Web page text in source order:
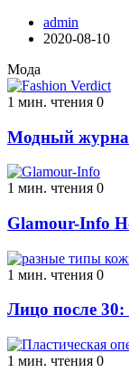
admin
2020-08-10
Мода
1 мин. чтения 0
Модный
1 мин. чтения 0
Glamour-Info
1 мин. чтения 0
Лицо после
1 мин. чтения 0